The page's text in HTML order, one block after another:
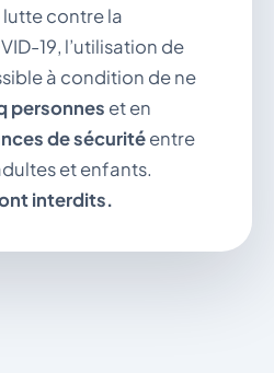
contre la
19, l’utilisation de
à condition de ne
personnes et en
de sécuritéentre
et enfants.
interdits.